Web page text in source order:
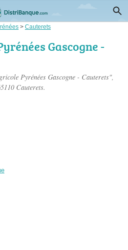
> Cauterets
Gascogne -
Pyrénées Gascogne - Cauterets",
Cauterets.